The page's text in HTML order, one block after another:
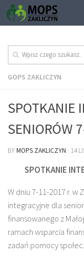
GOPS ZAKLICZYN
SPOTKANIE
SENIORÓW
BYMOPS ZAKLICZYN · 14
SPOTKANIE
W dniu 7-11-2017 r. w
integracyjne dla
finansowanego z
ramach wsparcia
zadań pomocy